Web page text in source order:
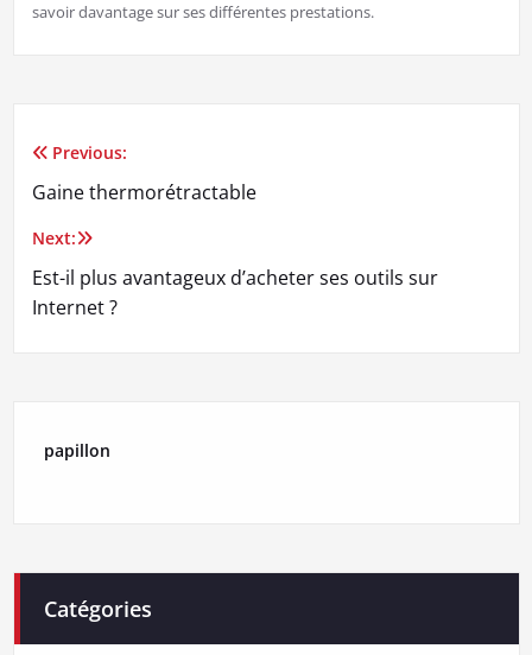
savoir davantage sur ses différentes prestations.
Navigation
de
l’article
Previous:
Gaine thermorétractable
Next:
Est-il plus avantageux d’acheter ses outils sur
Internet ?
papillon
Catégories